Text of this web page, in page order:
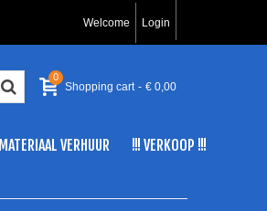
Welcome Login
0
Shopping cart - € 0,00
MATERIAAL VERHUUR
!!! VERKOOP !!!